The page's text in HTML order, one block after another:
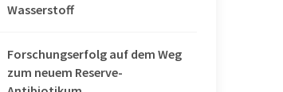
Wasserstoff
Forschungserfolg auf dem Weg
zum neuem Reserve-